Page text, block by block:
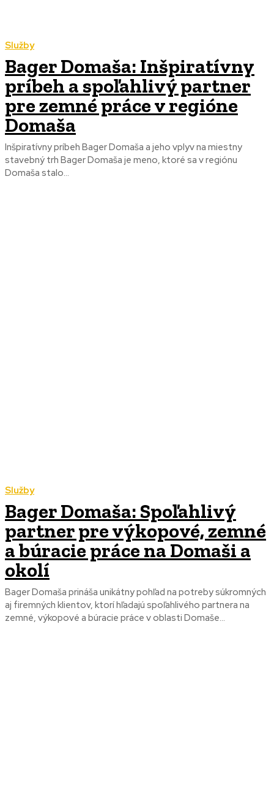
Služby
Bager Domaša: Inšpiratívny
príbeh a spoľahlivý partner
pre zemné práce v regióne
Domaša
Inšpiratívny príbeh Bager Domaša a jeho vplyv na miestny
stavebný trh Bager Domaša je meno, ktoré sa v regiónu
Domaša stalo...
Služby
Bager Domaša: Spoľahlivý
partner pre výkopové, zemné
a búracie práce na Domaši a
okolí
Bager Domaša prináša unikátny pohľad na potreby súkromných
aj firemných klientov, ktorí hľadajú spoľahlivého partnera na
zemné, výkopové a búracie práce v oblasti Domaše...